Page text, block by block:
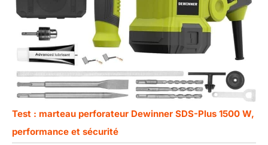
Test : marteau perforateur Dewinner SDS-Plus 1500 W,
performance et sécurité